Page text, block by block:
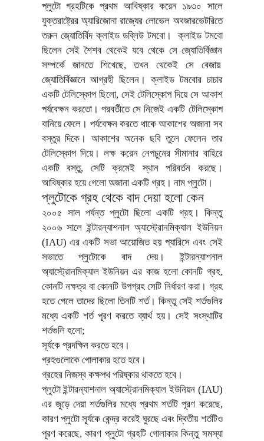
প্লুটো গ্রহটিকে প্রথম আবিষ্কার করেন ১৯৩০ সালে
যুক্তরাষ্ট্রের অ্যারিজোনা রাজ্যের লোভেল অবজারভেটরিতে
তরুন জ্যোতির্বিদ ক্লাইড ডব্লিউ টমবো। ক্লাইড টমবো
ছিলেন সেই শৈশব থেকেই যবে থেকে সে জ্যোতির্বিজ্ঞান
সম্পর্কে জানতে শিখেছে, তখন থেকেই সে বেজায়
জ্যোতির্বিজ্ঞানে আগ্রহী ছিলেন। ক্লাইড টমবোর চাচার
একটি টেলিস্কোপ ছিলো, সেই টেলিস্কোপ দিয়ে সে আকাশ
পর্যবেক্ষন করতো। পরবর্তীতে সে নিজেই একটি টেলিস্কোপ
বানিয়ে ফেলে। পর্যবেক্ষন করতে থাকে আকাশের অজানা সব
বস্তুর দিকে। আকাশের অনেক ছবি তুলে ফেলেন তার
টেলিস্কোপ দিয়ে। লক্ষ করেন নেপচুনের সীমানার বাহিরে
একটি বস্তু, সেটি ক্রমেই স্থান পরিবর্তন করছে।
আবিষ্কার হয়ে গেলো অজানা একটি গ্রহ। নাম প্লুটো।
প্লুটোকে গ্রহ থেকে বাদ দেয়া হলো কেন
২০০৫ সাল পর্যন্ত প্লুটো ছিলো একটি গ্রহ। কিন্তু
২০০৬ সালে ইন্টারন্যাশনাল অ্যাস্ট্রোনমিক্যাল ইউনিয়ন
(IAU) এর একটি সভা আয়োজিত হয় প্যারিসে এবং সেই
সভাতে প্লুটোকে বাদ দেয়। ইন্টারন্যাশনাল
অ্যাস্ট্রোনমিক্যাল ইউনিয়ন এর কাজ হলো কোনটি গ্রহ,
কোনটি নক্ষত্র বা কোনটি উপগ্রহ সেটি নির্ধারণ করা। গ্রহ
হতে গেলে তাদের ছিলো তিনটি শর্ত। কিন্তু সেই শর্তগুলির
মধ্যে একটি শর্ত পূরণ করতে ব্যার্থ হয়। সেই সংস্থাটির
শর্তগুলি হলো;
সূর্যকে প্রদক্ষিন করতে হবে।
গ্রহগুলোকে গোলাকার হতে হবে।
গ্রহের নিজস্ব কক্ষপথ পরিষ্কার থাকতে হবে।
প্লুটো ইন্টারন্যাশনাল অ্যাস্ট্রোনমিক্যাল ইউনিয়ন (IAU)
এর জুড়ে দেয়া শর্তগুলির মধ্যে প্রথম শর্তটি পূরণ করেছে,
কারণ প্লুটো সূর্যকে কেন্দ্র করেই ঘুরছে এবং দ্বিতীয় শর্তটিও
পূরণ করেছে, কারণ প্লুটো গ্রহটি গোলাকার কিন্তু সমস্যা